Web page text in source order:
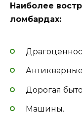
Наиболее
ломбардах:
Дорогая
Машины.